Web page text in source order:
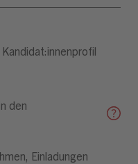
den
Einladungen